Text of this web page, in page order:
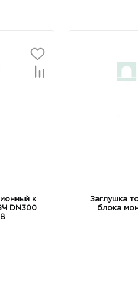
к
DN300
Заглушка
блока